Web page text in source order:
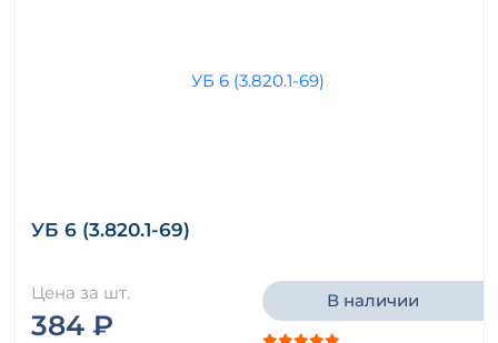
УБ 6 (3.820.1-69)
Цена за шт.
384 ₽
В наличии